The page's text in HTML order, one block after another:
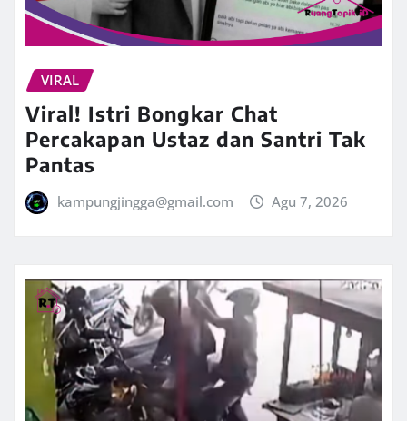
VIRAL
Viral! Istri Bongkar Chat
Percakapan Ustaz dan Santri Tak
Pantas
kampungjingga@gmail.com Agu 7, 2026